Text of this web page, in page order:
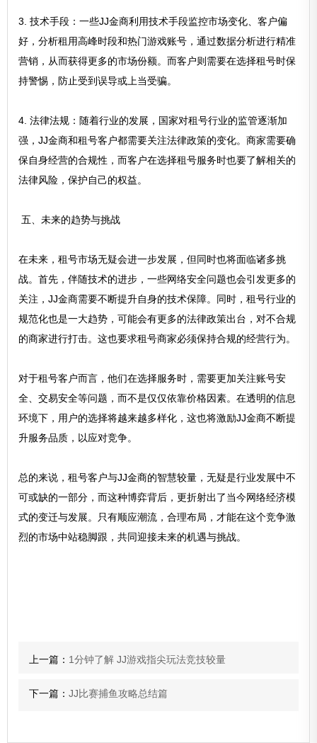
3. 技术手段：一些JJ金商利用技术手段监控市场变化、客户偏
好，分析租用高峰时段和热门游戏账号，通过数据分析进行精准
营销，从而获得更多的市场份额。而客户则需要在选择租号时保
持警惕，防止受到误导或上当受骗。
4. 法律法规：随着行业的发展，国家对租号行业的监管逐渐加
强，JJ金商和租号客户都需要关注法律政策的变化。商家需要确
保自身经营的合规性，而客户在选择租号服务时也要了解相关的
法律风险，保护自己的权益。
五、未来的趋势与挑战
在未来，租号市场无疑会进一步发展，但同时也将面临诸多挑
战。首先，伴随技术的进步，一些网络安全问题也会引发更多的
关注，JJ金商需要不断提升自身的技术保障。同时，租号行业的
规范化也是一大趋势，可能会有更多的法律政策出台，对不合规
的商家进行打击。这也要求租号商家必须保持合规的经营行为。
对于租号客户而言，他们在选择服务时，需要更加关注账号安
全、交易安全等问题，而不是仅仅依靠价格因素。在透明的信息
环境下，用户的选择将越来越多样化，这也将激励JJ金商不断提
升服务品质，以应对竞争。
总的来说，租号客户与JJ金商的智慧较量，无疑是行业发展中不
可或缺的一部分，而这种博弈背后，更折射出了当今网络经济模
式的变迁与发展。只有顺应潮流，合理布局，才能在这个竞争激
烈的市场中站稳脚跟，共同迎接未来的机遇与挑战。
上一篇： 1分钟了解 JJ游戏指尖玩法竞技较量
下一篇：JJ比赛捕鱼攻略总结篇